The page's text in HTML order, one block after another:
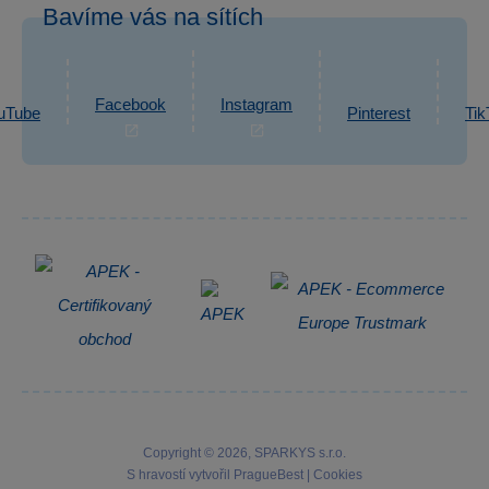
Reklamace
Informace o zpracování osobních údajů
eshop@sparkys.cz
Napsat zprávu
Bavíme vás na sítích
Facebook Instagram Pinterest
Copyright © 2026, SPARKYS s.r.o.
S hravostí vytvořil
PragueBest Cookies